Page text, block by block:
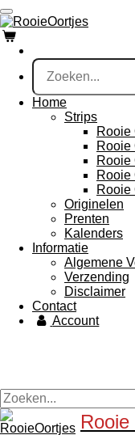
Ga
direct
naar
de
hoofdinhoud
Home
Strips
Rooie
Rooie
Rooie
Rooie
Rooie
Originelen
Prenten
Kalenders
Informatie
Algemene
Verzending
Disclaimer
Contact
Account